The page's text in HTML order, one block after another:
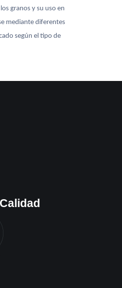
granos y su uso en
mediante diferentes
según el tipo de